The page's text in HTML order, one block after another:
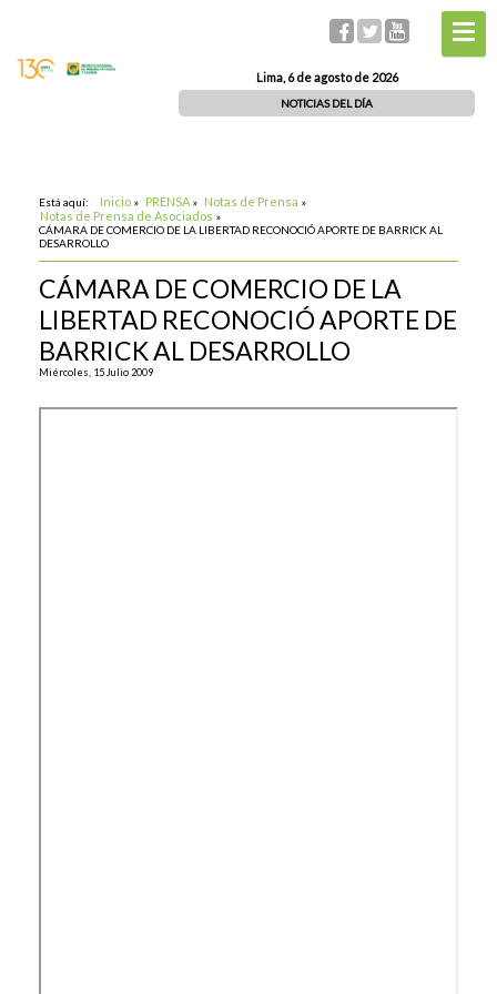
Lima, 6 de agosto de 2026
NOTICIAS DEL DÍA
Está aquí: Inicio » PRENSA » Notas de Prensa »
Notas de Prensa de Asociados »
CÁMARA DE COMERCIO DE LA LIBERTAD RECONOCIÓ APORTE DE BARRICK AL
DESARROLLO
CÁMARA DE COMERCIO DE LA
LIBERTAD RECONOCIÓ APORTE DE
BARRICK AL DESARROLLO
Miércoles, 15 Julio 2009